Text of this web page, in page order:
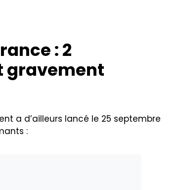
: 2
gravement
a d’ailleurs lancé le 25 septembre
: